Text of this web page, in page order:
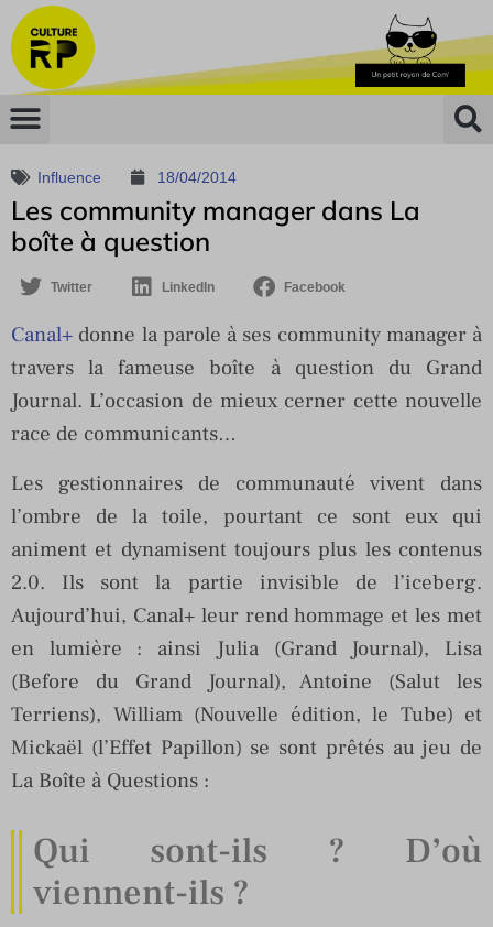
Influence 18/04/2014
Les community manager dans La
boîte à question
Twitter LinkedIn Facebook
Canal+ donne la parole à ses community manager à
travers la fameuse boîte à question du Grand
Journal. L’occasion de mieux cerner cette nouvelle
race de communicants…
Les gestionnaires de communauté vivent dans
l’ombre de la toile, pourtant ce sont eux qui
animent et dynamisent toujours plus les contenus
2.0. Ils sont la partie invisible de l’iceberg.
Aujourd’hui, Canal+ leur rend hommage et les met
en lumière : ainsi Julia (Grand Journal), Lisa
(Before du Grand Journal), Antoine (Salut les
Terriens), William (Nouvelle édition, le Tube) et
Mickaël (l’Effet Papillon) se sont prêtés au jeu de
La Boîte à Questions :
Qui sont-ils ? D’où
viennent-ils ?